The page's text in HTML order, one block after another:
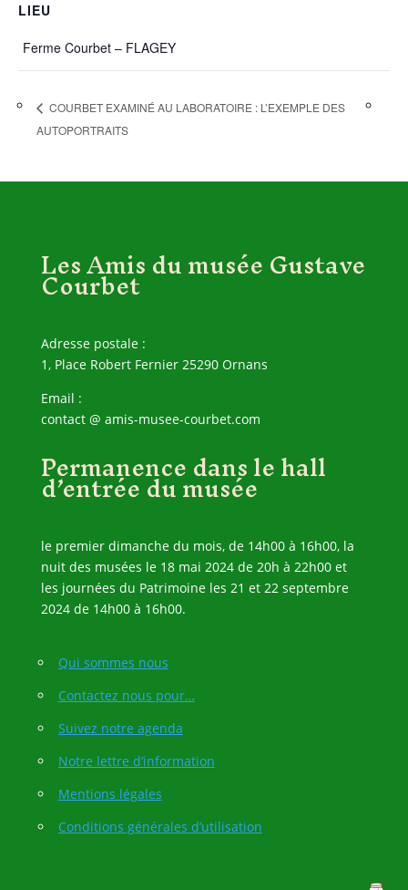
LIEU
Ferme Courbet – FLAGEY
COURBET EXAMINÉ AU LABORATOIRE : L’EXEMPLE DES
AUTOPORTRAITS
Les Amis du musée Gustave
Courbet
Adresse postale :
1, Place Robert Fernier 25290 Ornans
Email :
contact @ amis-musee-courbet.com
Permanence dans le hall
d’entrée du musée
le premier dimanche du mois, de 14h00 à 16h00, la
nuit des musées le 18 mai 2024 de 20h à 22h00 et
les journées du Patrimoine les 21 et 22 septembre
2024 de 14h00 à 16h00.
Qui sommes nous
Contactez nous pour…
Suivez notre agenda
Notre lettre d’information
Mentions légales
Conditions générales d’utilisation